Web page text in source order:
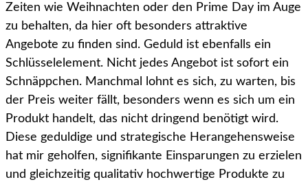
Zeiten wie Weihnachten oder den Prime Day im Auge
zu behalten, da hier oft besonders attraktive
Angebote zu finden sind. Geduld ist ebenfalls ein
Schlüsselelement. Nicht jedes Angebot ist sofort ein
Schnäppchen. Manchmal lohnt es sich, zu warten, bis
der Preis weiter fällt, besonders wenn es sich um ein
Produkt handelt, das nicht dringend benötigt wird.
Diese geduldige und strategische Herangehensweise
hat mir geholfen, signifikante Einsparungen zu erzielen
und gleichzeitig qualitativ hochwertige Produkte zu